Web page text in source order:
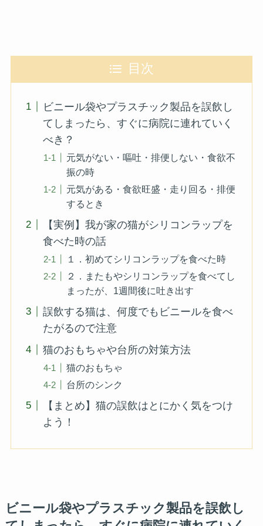
目次
ビニール袋やプラスチック製品を誤飲し
てしまったら、すぐに病院に連れていく
べき？
元気がない・嘔吐・排便しない・食欲不
振の時
元気がある・食欲旺盛・走り回る・排便
するとき
【実例】我が家の猫がシリコンラップを
食べた時の話
１．初めてシリコンラップを食べた時
２．またもやシリコンラップを食べてし
まったが、1週間後に吐き出す
誤飲する猫は、何度でもビニールを食べ
たがるので注意
猫のおもちゃや台所の対策方法
猫のおもちゃ
台所のシンク
【まとめ】猫の誤飲はとにかく気をつけ
よう！
ビニール袋やプラスチック製品を誤飲し